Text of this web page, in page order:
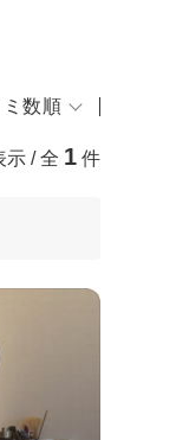
ミ数順
示 / 全 1 件